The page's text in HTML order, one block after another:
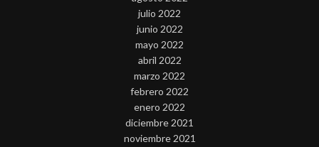
julio 2022
junio 2022
mayo 2022
abril 2022
marzo 2022
febrero 2022
enero 2022
diciembre 2021
noviembre 2021